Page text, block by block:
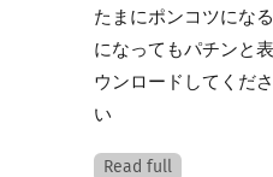
たまにポンコツにな
になってもパチンと
ウンロードしてくだ
い
Read full